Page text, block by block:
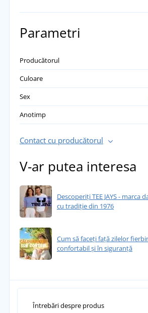
Parametri
Producătorul
Culoare
Sex
Anotimp
Contact cu producătorul
V-ar putea interesa
Descoperiți TEE JAYS - marca
cu tradiție din 1976
Cum să faceți față zilelor
confortabil și în siguranță
Întrebări despre produs